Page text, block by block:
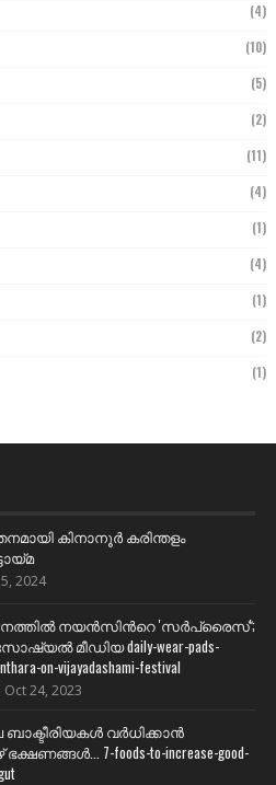
(4)
(10)
(5)
(2)
(11)
(4)
(1)
(4)
(1)
(2)
(1)
കിനാനൂർ കരിന്തളം
2024
നയന്‍സിന്‍റെ 'സര്‍പ്രൈസ്';
മീഡിയ daily-wear-pads-
on-vijayadashami-festival
Oct 24, 2023
വര്‍ധിക്കാന്‍
7-foods-to-increase-good-